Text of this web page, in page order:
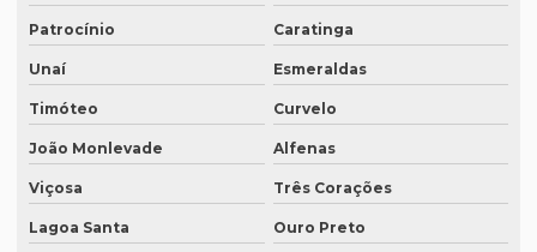
Empresa de tradução de patentes
Empresa de tradução de patentes em curitiba
Empresa de tradução de patentes em porto alegre
Empresa de tradução profissional
Empresa tradução rio de janeiro
Empresa de tradução rj
Patrocínio Caratinga
Unaí Esmeraldas
Timóteo Curvelo
João Monlevade Alfenas
Viçosa Três Corações
Lagoa Santa Ouro Preto